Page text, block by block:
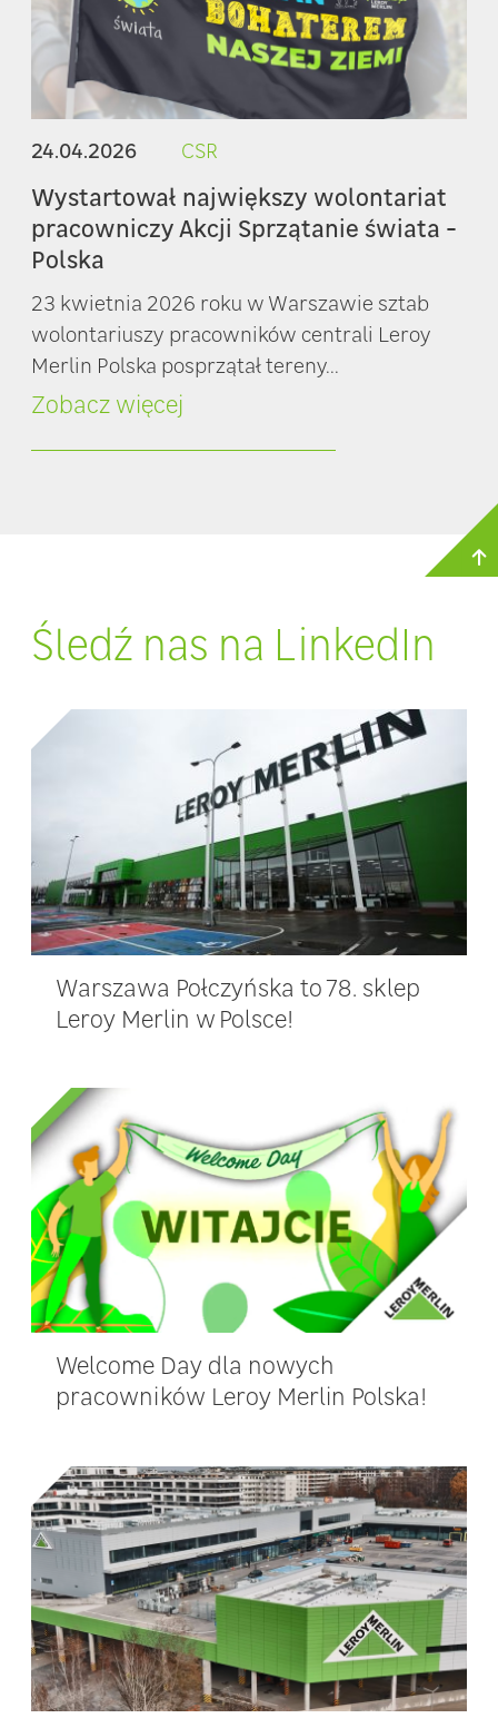
24.04.2026 CSR
Wystartował największy wolontariat
pracowniczy Akcji Sprzątanie świata -
Polska
23 kwietnia 2026 roku w Warszawie sztab
wolontariuszy pracowników centrali Leroy
Merlin Polska posprzątał tereny...
Zobacz więcej
Śledź nas na LinkedIn
Warszawa Połczyńska to 78. sklep
Leroy Merlin w Polsce!
Welcome Day dla nowych
pracowników Leroy Merlin Polska!